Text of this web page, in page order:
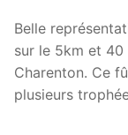
Belle
sur le 5km et 40
Charenton. Ce
plusieurs